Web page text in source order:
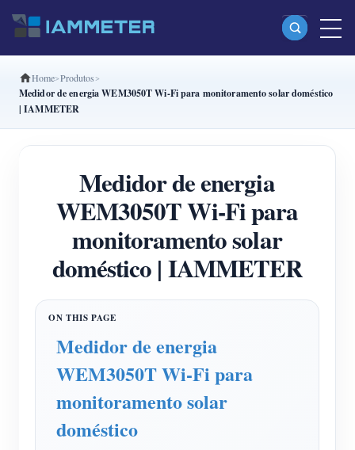
Produtos
Fase dividida Medidor de energia Wi-Fi (WEM2067)
Trifásico Medidor de energia Wi-Fi (WEM3080T)
Trifásico Medidor de energia Wi-Fi (WEM3046T)
Trifásico Medidor de energia Wi-Fi (WEM3050T)
Controlador de potência WiFi
IAMMETER Cloud Pro
Medidor virtual
Home Produtos
Medidor de energia WEM3050T Wi-Fi para monitoramento solar doméstico
| IAMMETER
Medidor de energia
WEM3050T Wi-Fi para
monitoramento solar
doméstico | IAMMETER
Medidor de energia
WEM3050T Wi-Fi para
monitoramento solar
doméstico